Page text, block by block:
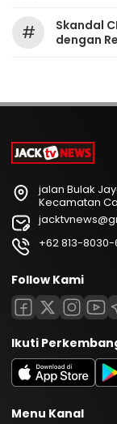
#
Skandal
dengan
jalan Bulak
Kecamatan
+62 813-8030-
Follow Kami
Ikuti
Menu Kanal